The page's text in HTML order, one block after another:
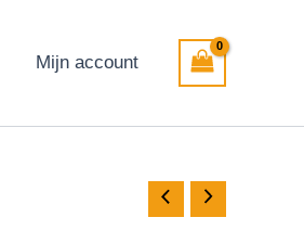
Mijn account